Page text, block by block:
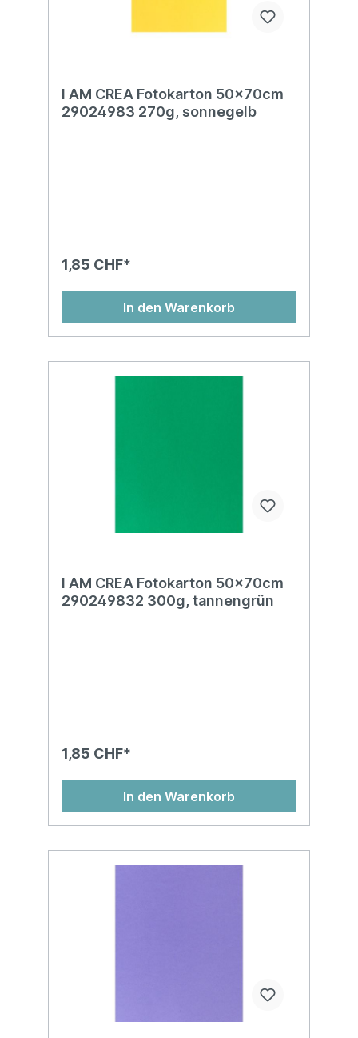
I AM CREA Fotokarton 50x70cm
29024983 270g, sonnegelb
1,85 CHF*
In den Warenkorb
I AM CREA Fotokarton 50x70cm
290249832 300g, tannengrün
1,85 CHF*
In den Warenkorb